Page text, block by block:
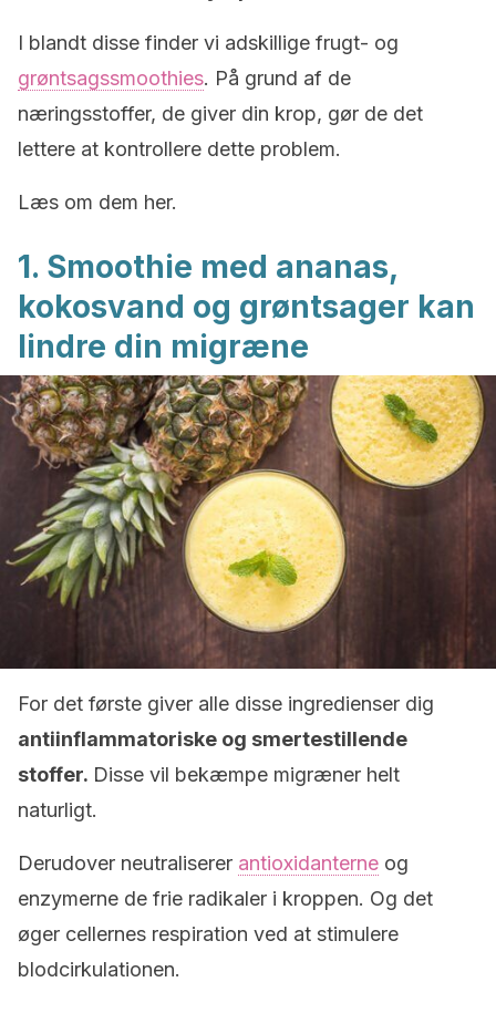
I blandt disse finder vi adskillige frugt- og
grøntsagssmoothies. På grund af de
næringsstoffer, de giver din krop, gør de det
lettere at kontrollere dette problem.
Læs om dem her.
1. Smoothie med ananas,
kokosvand og grøntsager kan
lindre din migræne
For det første giver alle disse ingredienser dig
antiinflammatoriske og smertestillende
stoffer. Disse vil bekæmpe migræner helt
naturligt.
Derudover neutraliserer antioxidanterne og
enzymerne de frie radikaler i kroppen. Og det
øger cellernes respiration ved at stimulere
blodcirkulationen.